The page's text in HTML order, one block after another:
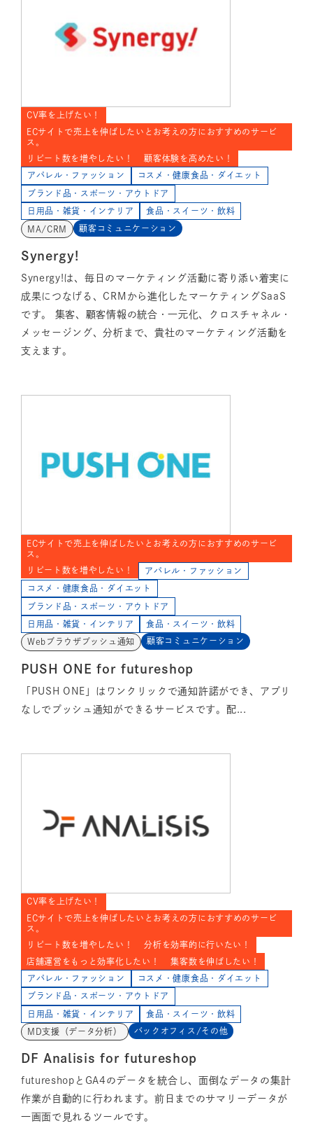
CV率を上げたい！
ECサイトで売上を伸ばしたいとお考えの方におすすめのサービ
ス。
リピート数を増やしたい！
顧客体験を高めたい！
アパレル・ファッション コスメ・健康食品・ダイエット
ブランド品・スポーツ・アウトドア
日用品・雑貨・インテリア 食品・スイーツ・飲料
MA/CRM 顧客コミュニケーション
Synergy!
Synergy!は、毎日のマーケティング活動に寄り添い着実に
成果につなげる、CRMから進化したマーケティングSaaS
です。 集客、顧客情報の統合・一元化、クロスチャネル・
メッセージング、分析まで、貴社のマーケティング活動を
支えます。
ECサイトで売上を伸ばしたいとお考えの方におすすめのサービ
ス。
リピート数を増やしたい！
アパレル・ファッション
コスメ・健康食品・ダイエット
ブランド品・スポーツ・アウトドア
日用品・雑貨・インテリア 食品・スイーツ・飲料
Webブラウザプッシュ通知 顧客コミュニケーション
PUSH ONE for futureshop
「PUSH ONE」はワンクリックで通知許諾ができ、アプリ
なしでプッシュ通知ができるサービスです。配...
CV率を上げたい！
ECサイトで売上を伸ばしたいとお考えの方におすすめのサービ
ス。
リピート数を増やしたい！
分析を効率的に行いたい！
店舗運営をもっと効率化したい！
集客数を伸ばしたい！
アパレル・ファッション コスメ・健康食品・ダイエット
ブランド品・スポーツ・アウトドア
日用品・雑貨・インテリア 食品・スイーツ・飲料
MD支援（データ分析） バックオフィス/その他
DF Analisis for futureshop
futureshopとGA4のデータを統合し、面倒なデータの集計
作業が自動的に行われます。前日までのサマリーデータが
一画面で見れるツールです。